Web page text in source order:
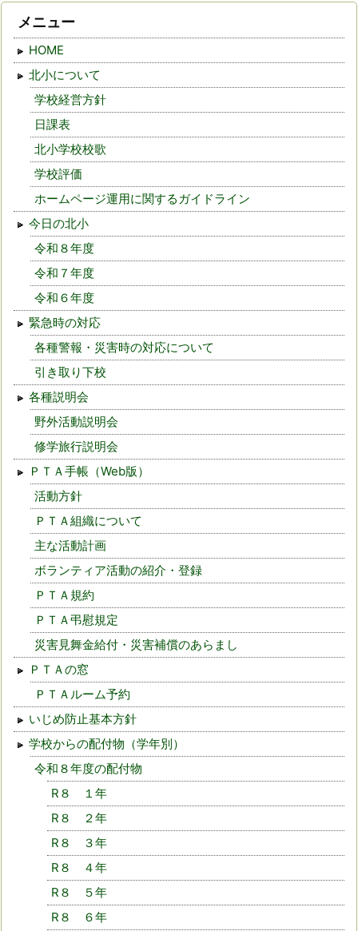
メニュー
HOME
北小について
学校経営方針
日課表
北小学校校歌
学校評価
ホームページ運用に関するガイドライン
今日の北小
令和８年度
令和７年度
令和６年度
緊急時の対応
各種警報・災害時の対応について
引き取り下校
各種説明会
野外活動説明会
修学旅行説明会
ＰＴＡ手帳（Web版）
活動方針
ＰＴＡ組織について
主な活動計画
ボランティア活動の紹介・登録
ＰＴＡ規約
ＰＴＡ弔慰規定
災害見舞金給付・災害補償のあらまし
ＰＴＡの窓
ＰＴＡルーム予約
いじめ防止基本方針
学校からの配付物（学年別）
令和８年度の配付物
R８ １年
R８ ２年
R８ ３年
R８ ４年
R８ ５年
R８ ６年